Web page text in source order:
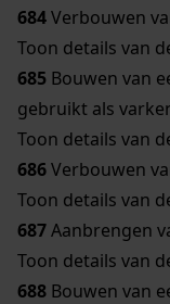
684Verbouwen
Toon details van
685 Bouwen van
gebruikt als
Toon details van
686Verbouwen
Toon details van
687Aanbrengen
Toon details van
688 Bouwen van